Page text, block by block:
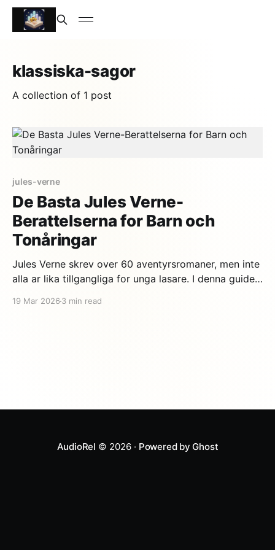
klassiska-sagor
A collection of 1 post
jules-verne
De Basta Jules Verne-
Berattelserna for Barn och
Tonåringar
Jules Verne skrev over 60 aventyrsromaner, men inte
alla ar lika tillgangliga for unga lasare. I denna guide
19 Mar 2026 3 min read
AudioRel © 2026 · Powered by Ghost